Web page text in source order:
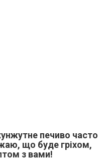
печиво часто
що буде гріхом,
з вами!